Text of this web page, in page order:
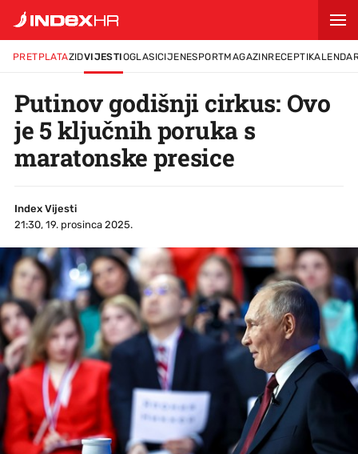
PRETPLATAZIDVIJESTIOGLASICIJENESPORTMAGAZINRECEPTI
Putinov godišnji cirkus: Ovo
je 5 ključnih poruka s
maratonske presice
Index Vijesti
21:30, 19. prosinca 2025.